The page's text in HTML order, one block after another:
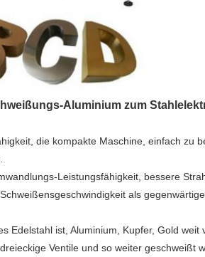
Aluminium zum
die kompakte Maschine, einfach zu
Leistungsfähigkeit, bessere
als
Edelstahl ist, Aluminium, Kupfer, Gold weit
Ventile und so weiter geschweißt